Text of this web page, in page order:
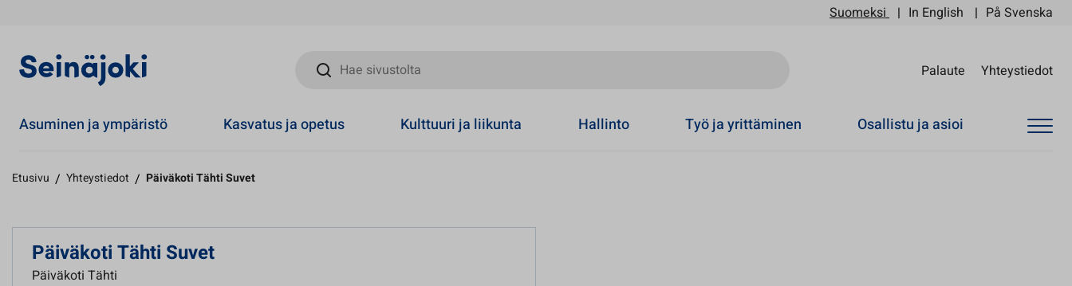
Suomeksi In English På Svenska
Hae sivustolta
Palaute Yhteystiedot
Asuminen ja ympäristö Kasvatus ja opetus Kulttuuri ja liikunta Hallinto Työ ja yrittäminen Osallistu ja asioi
Etusivu / Yhteystiedot / Päiväkoti Tähti Suvet
Päiväkoti Tähti Suvet
Päiväkoti Tähti